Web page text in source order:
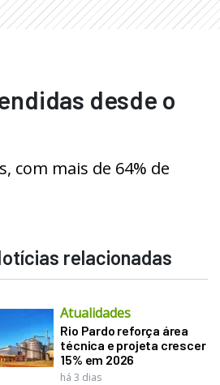
desde o
com mais de 64% de
relacionadas
Atualidades
Rio Pardo reforça área
técnica e projeta crescer
15% em 2026
há 3 dias